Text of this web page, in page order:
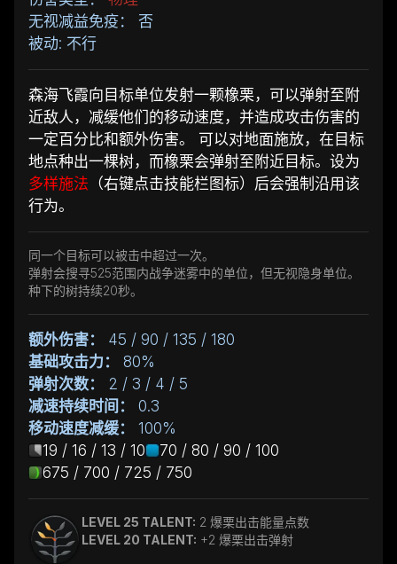
无视减益免疫： 否
被动: 不行
森海飞霞向目标单位发射一颗橡栗，可以弹射至附
近敌人，减缓他们的移动速度，并造成攻击伤害的
一定百分比和额外伤害。 可以对地面施放，在目标
地点种出一棵树，而橡栗会弹射至附近目标。设为
多样施法 （右键点击技能栏图标）后会强制沿用该
行为。
同一个目标可以被击中超过一次。
弹射会搜寻525范围内战争迷雾中的单位，但无视隐身单位。
种下的树持续20秒。
额外伤害：
45 / 90 / 135 / 180
基础攻击力：
80%
弹射次数：
2 / 3 / 4 / 5
减速持续时间：
0.3
移动速度减缓：
100%
19 / 16 / 13 / 10
70 / 80 / 90 / 100
675 / 700 / 725 / 750
LEVEL 25 TALENT: 2 爆栗出击能量点数
LEVEL 20 TALENT: +2 爆栗出击弹射